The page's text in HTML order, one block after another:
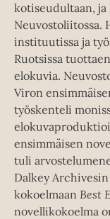
kotiseudultaan, ja
Neuvostoliitossa.
instituutissa ja
Ruotsissa
elokuvia.
Viron
työskenteli
ensimmäisen
tuli
Dalkey
kokoelmaan Best
novellikokoelma